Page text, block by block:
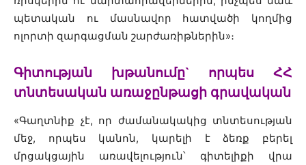
պետական ու մասնավոր հատվածի կողմից
ոլորտի զարգացման շարժառիթներին»։
Գիտության խթանումը` որպես ՀՀ
տնտեսական առաջընթացի գրավական
«Գաղտնիք չէ, որ ժամանակակից տնտեսության
մեջ, որպես կանոն, կարելի է ձեռք բերել
մրցակցային առավելություն՝ գիտելիքի վրա